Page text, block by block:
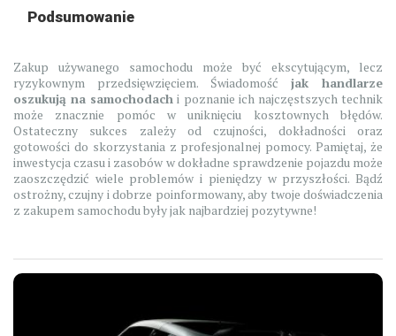
Podsumowanie
Zakup używanego samochodu może być ekscytującym, lecz
ryzykownym przedsięwzięciem. Świadomość jak handlarze
oszukują na samochodach i poznanie ich najczęstszych technik
może znacznie pomóc w uniknięciu kosztownych błędów.
Ostateczny sukces zależy od czujności, dokładności oraz
gotowości do skorzystania z profesjonalnej pomocy. Pamiętaj, że
inwestycja czasu i zasobów w dokładne sprawdzenie pojazdu może
zaoszczędzić wiele problemów i pieniędzy w przyszłości. Bądź
ostrożny, czujny i dobrze poinformowany, aby twoje doświadczenia
z zakupem samochodu były jak najbardziej pozytywne!